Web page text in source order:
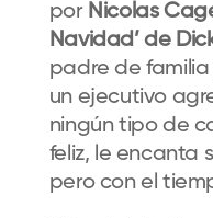
por Nicolas
Navidad’ de
padre de
un ejecutivo
ningún tipo de
feliz, le encanta
pero con el